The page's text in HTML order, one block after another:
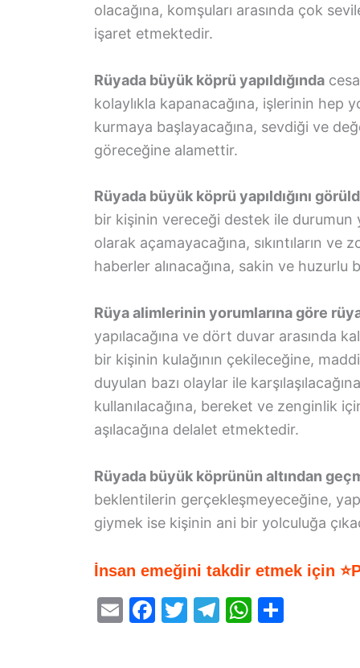
olacağına, komşuları arasında çok
işaret etmektedir.
Rüyada büyük köprü yapıldığında
kolaylıkla kapanacağına, işlerinin hep
kurmaya başlayacağına, sevdiği ve
göreceğine alamettir.
Rüyada büyük köprü yapıldığını
bir kişinin vereceği destek ile durumun
olarak açamayacağına, sıkıntıların
haberler alınacağına, sakin ve huzurlu
Rüya alimlerinin yorumlarına göre
yapılacağına ve dört duvar arasında
bir kişinin kulağının çekileceğine,
duyulan bazı olaylar ile
kullanılacağına, bereket ve zenginlik
aşılacağına delalet etmektedir.
Rüyada büyük köprünün altından
beklentilerin gerçekleşmeyeceğine,
giymek ise kişinin ani bir yolculuğa
İnsan emeğini takdir etmek için
E
F
T
T
W